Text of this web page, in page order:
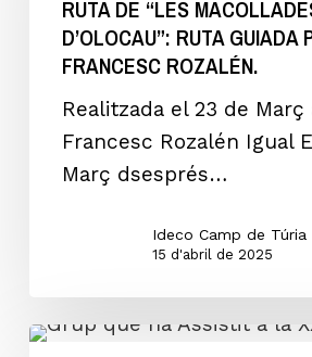
D’OLOCAU”:
Ruta
Francesc
Rozalén.
RUTA DE “LES
D’OLOCAU”: RUTA GUIADA
FRANCESC ROZALÉN.
Realitzada el 23 de Març
Francesc Rozalén Igual
Març dsesprés…
Ideco Camp de Túria
15 d'abril de 2025
XXIII